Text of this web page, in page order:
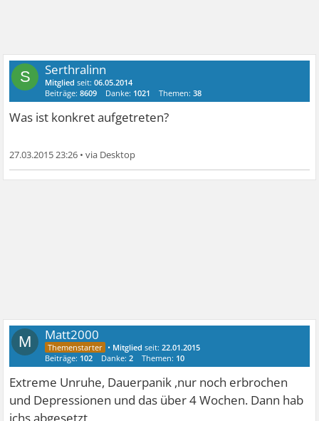
S Serthralinn
Mitglied seit:06.05.2014
Beiträge:8609 Danke: 1021 Themen:38
Was ist konkret aufgetreten?
27.03.2015 23:26 •
M Matt2000
• Mitglied seit:22.01.2015
Beiträge: 102 Danke:2 Themen: 10
Extreme Unruhe, Dauerpanik ,nur noch erbrochen
und Depressionen und das über 4 Wochen. Dann hab